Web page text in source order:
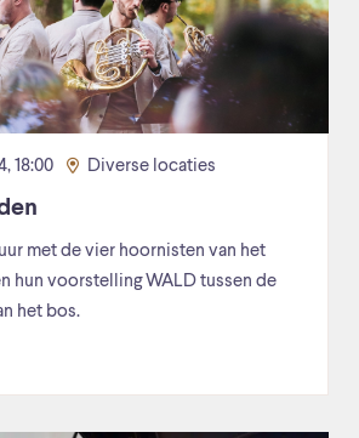
18:00 Diverse locaties
met de vier hoornisten van het
hun voorstelling WALD tussen de
het bos.